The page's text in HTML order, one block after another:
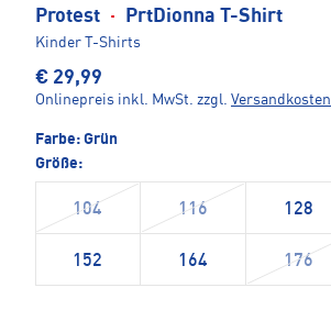
Protest · PrtDionna T-Shirt
Kinder T-Shirts
€ 29,99
Onlinepreis inkl. MwSt. zzgl. Versandkosten
Farbe: Grün
Größe:
104 116 128
152 164 176